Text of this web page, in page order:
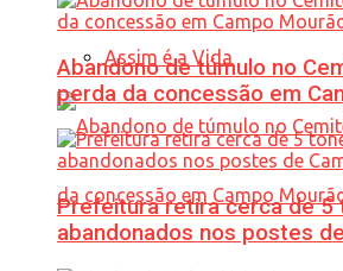
Assim é a Vida
Abandono de túmulo no
perda da concessão em
Prefeitura retira cerca de 5
abandonados nos postes